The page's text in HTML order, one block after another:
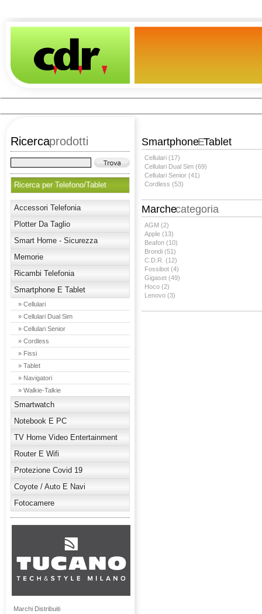
Ricercaprodotti
Ricerca per Telefono/Tablet
Accessori Telefonia
Plotter Da Taglio
Smart Home - Sicurezza
Memorie
Ricambi Telefonia
Smartphone E Tablet
» Cellulari
» Cellulari Dual Sim
» Cellulari Senior
» Cordless
» Fissi
» Tablet
» Navigatori
» Walkie-Talkie
Smartwatch
Notebook E PC
TV Home Video Entertainment
Router E Wifi
Protezione Covid 19
Coyote / Auto E Navi
Fotocamere
Marchi Distribuiti
SmartphoneETablet
Cellulari (17)
Cellulari Dual Sim (69)
Cellulari Senior (41)
Cordless (53)
Marchecategoria
AGM (2)
Apple (13)
Beafon (10)
Brondi (51)
C.D.R. (12)
Fossibot (4)
Gigaset (49)
Hoco (2)
Lenovo (3)